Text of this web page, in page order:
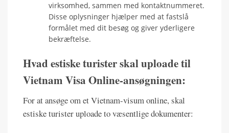
virksomhed, sammen med kontaktnummeret.
Disse oplysninger hjælper med at fastslå
formålet med dit besøg og giver yderligere
bekræftelse.
Hvad estiske turister skal uploade til
Vietnam Visa Online-ansøgningen:
For at ansøge om et Vietnam-visum online, skal
estiske turister uploade to væsentlige dokumenter: